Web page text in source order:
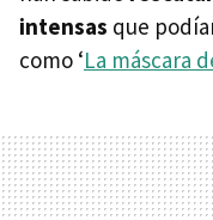
intensas que
como ‘La máscara